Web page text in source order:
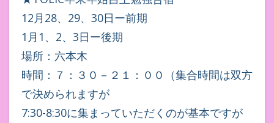
12月28、29、30日ー前期
1月1、2、3日ー後期
場所：六本木
時間：７：３０－２１：００（集合時間は双方
で決められますが
7:30-8:30に集まっていただくのが基本ですが